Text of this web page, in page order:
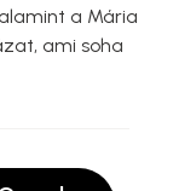
a Mária
ami soha